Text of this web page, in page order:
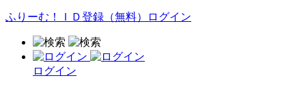
ふりーむ！ＩＤ登録（無料） ログイン
ログイン